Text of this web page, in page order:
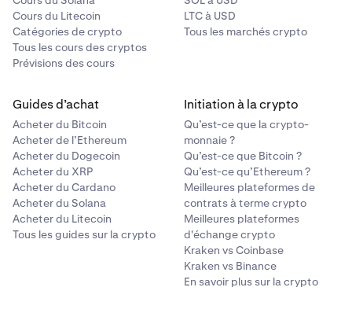
Cours du Litecoin
Catégories de crypto
Tous les cours des cryptos
Prévisions des cours
LTC à USD
Tous les marchés crypto
Guides d’achat
Acheter du Bitcoin
Acheter de l’Ethereum
Acheter du Dogecoin
Acheter du XRP
Acheter du Cardano
Acheter du Solana
Acheter du Litecoin
Tous les guides sur la crypto
Initiation à la crypto
Qu’est-ce que la crypto-
monnaie ?
Qu’est-ce que Bitcoin ?
Qu’est-ce qu’Ethereum ?
Meilleures plateformes de
contrats à terme crypto
Meilleures plateformes
d'échange crypto
Kraken vs Coinbase
Kraken vs Binance
En savoir plus sur la crypto